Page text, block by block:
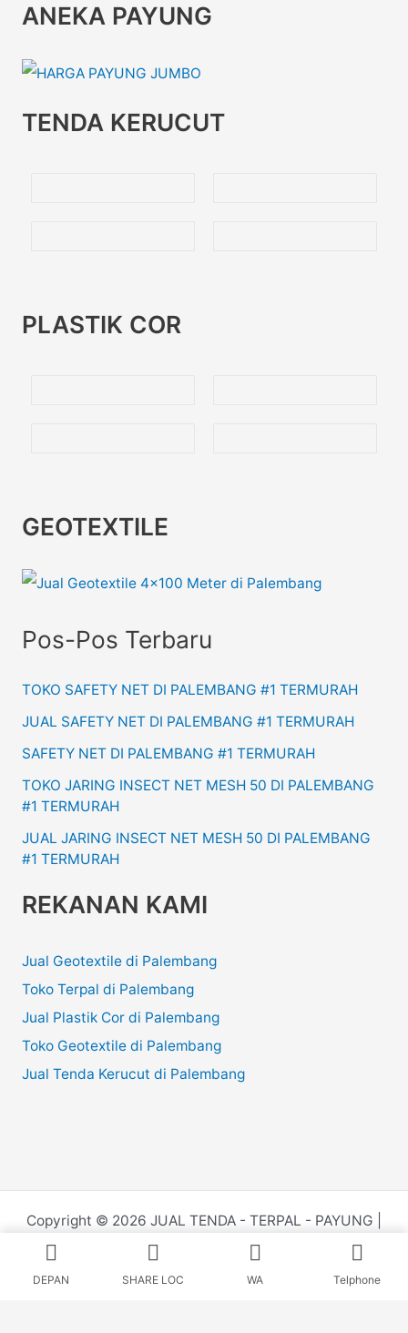
ANEKA PAYUNG
TENDA KERUCUT
PLASTIK COR
GEOTEXTILE
Pos-Pos Terbaru
TOKO SAFETY NET DI PALEMBANG #1 TERMURAH
JUAL SAFETY NET DI PALEMBANG #1 TERMURAH
SAFETY NET DI PALEMBANG #1 TERMURAH
TOKO JARING INSECT NET MESH 50 DI PALEMBANG
#1 TERMURAH
JUAL JARING INSECT NET MESH 50 DI PALEMBANG
#1 TERMURAH
REKANAN KAMI
Jual Geotextile di Palembang
Toko Terpal di Palembang
Jual Plastik Cor di Palembang
Toko Geotextile di Palembang
Jual Tenda Kerucut di Palembang
Copyright © 2026 JUAL TENDA - TERPAL - PAYUNG |
Powered by
Juru.Website
DEPAN SHARE LOC WA Telphone